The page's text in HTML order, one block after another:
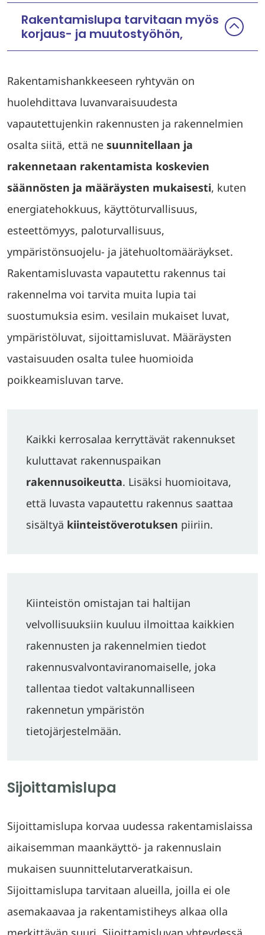
Rakentamislupa tarvitaan myös
korjaus- ja muutostyöhön,
Rakentamishankkeeseen ryhtyvän on
huolehdittava luvanvaraisuudesta
vapautettujenkin rakennusten ja rakennelmien
osalta siitä, että ne suunnitellaan ja
rakennetaan rakentamista koskevien
säännösten ja määräysten mukaisesti, kuten
energiatehokkuus, käyttöturvallisuus,
esteettömyys, paloturvallisuus,
ympäristönsuojelu- ja jätehuoltomääräykset.
Rakentamisluvasta vapautettu rakennus tai
rakennelma voi tarvita muita lupia tai
suostumuksia esim. vesilain mukaiset luvat,
ympäristöluvat, sijoittamisluvat. Määräysten
vastaisuuden osalta tulee huomioida
poikkeamisluvan tarve.
Kaikki kerrosalaa kerryttävät rakennukset
kuluttavat rakennuspaikan
rakennusoikeutta. Lisäksi huomioitava,
että luvasta vapautettu rakennus saattaa
sisältyä kiinteistöverotuksen piiriin.
Kiinteistön omistajan tai haltijan
velvollisuuksiin kuuluu ilmoittaa kaikkien
rakennusten ja rakennelmien tiedot
rakennusvalvontaviranomaiselle, joka
tallentaa tiedot valtakunnalliseen
rakennetun ympäristön
tietojärjestelmään.
Sijoittamislupa
Sijoittamislupa korvaa uudessa rakentamislaissa
aikaisemman maankäyttö- ja rakennuslain
mukaisen suunnittelutarveratkaisun.
Sijoittamislupa tarvitaan alueilla, joilla ei ole
asemakaavaa ja rakentamistiheys alkaa olla